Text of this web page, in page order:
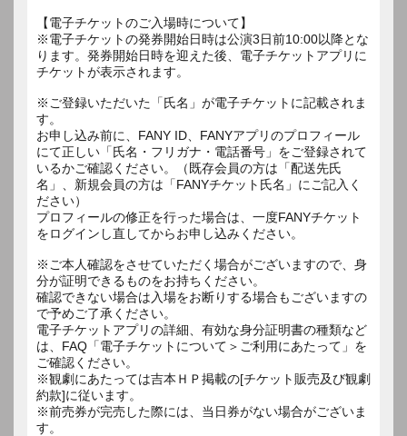
【電子チケットのご入場時について】
※電子チケットの発券開始日時は公演3日前10:00以降とな
ります。発券開始日時を迎えた後、電子チケットアプリに
チケットが表示されます。
※ご登録いただいた「氏名」が電子チケットに記載されま
す。
お申し込み前に、FANY ID、FANYアプリのプロフィール
にて正しい「氏名・フリガナ・電話番号」をご登録されて
いるかご確認ください。（既存会員の方は「配送先氏
名」、新規会員の方は「FANYチケット氏名」にご記入く
ださい）
プロフィールの修正を行った場合は、一度FANYチケット
をログインし直してからお申し込みください。
※ご本人確認をさせていただく場合がございますので、身
分が証明できるものをお持ちください。
確認できない場合は入場をお断りする場合もございますの
で予めご了承ください。
電子チケットアプリの詳細、有効な身分証明書の種類など
は、FAQ「電子チケットについて＞ご利用にあたって」を
ご確認ください。
※観劇にあたっては吉本ＨＰ掲載の[チケット販売及び観劇
約款]に従います。
※前売券が完売した際には、当日券がない場合がございま
す。